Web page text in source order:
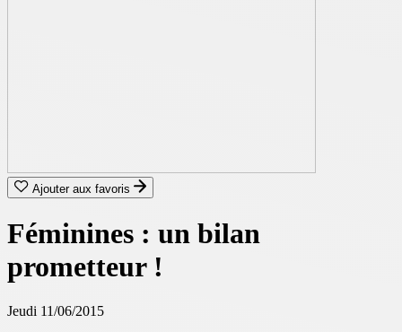
Ajouter aux favoris
Féminines : un bilan
prometteur !
Jeudi 11/06/2015